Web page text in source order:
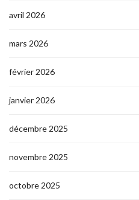
avril 2026
mars 2026
février 2026
janvier 2026
décembre 2025
novembre 2025
octobre 2025